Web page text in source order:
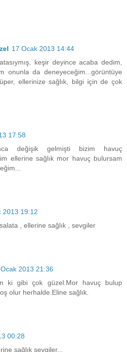
17 Ocak 2013 14:44
keşir deyince acaba dedim,
onunla da deneyeceğim...görüntüye
ellerinize sağlık, bilgi için de çok
17:58
değişik gelmişti bizim havuç
ellerine sağlık mor havuç bulursam
2013 19:12
, ellerine sağlık , sevgiler
2013 21:36
ki gibi çok güzel.Mor havuç bulup
olur herhalde.Eline sağlık.
00:28
sağlık sevgiler...